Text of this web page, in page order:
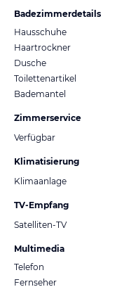
Badezimmerdetails
Hausschuhe
Haartrockner
Dusche
Toilettenartikel
Bademantel
Zimmerservice
Verfügbar
Klimatisierung
Klimaanlage
TV-Empfang
Satelliten-TV
Multimedia
Telefon
Fernseher